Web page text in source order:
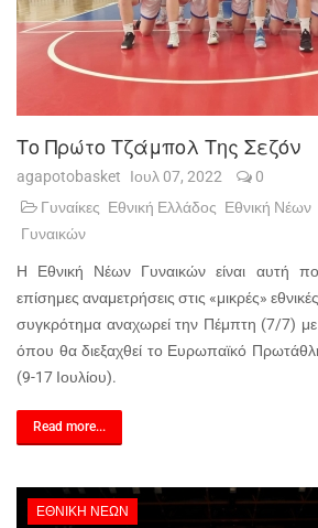
Το Πρώτο Τζάμπολ Της Σεζόν
agapotobasket Ιουλ 07, 2022
0
Γυναίκες Εθνική Ελλάδος Εθνική Νέων
Γυναικών
Η Εθνική Νέων Γυναικών είναι αυτή
επίσημες αναμετρήσεις στις «μικρές»
συγκρότημα αναχωρεί την Πέμπτη (7/7)
όπου θα διεξαχθεί το Ευρωπαϊκό
(9-17 Ιουλίου).
Read more...
ΕΘΝΙΚΉ ΝΈΩΝ